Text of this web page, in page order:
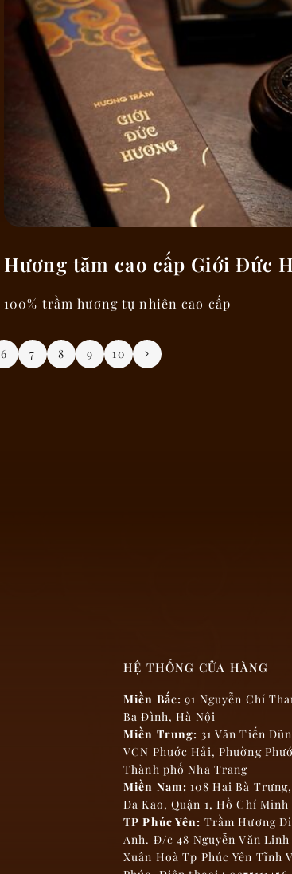
Hương tăm cao cấp Giới Đức
100% trầm hương tự nhiên cao cấp
6 7 8 9 10
HỆ THỐNG CỬA HÀNG
Miền Bắc: 91 Nguyễn Chí
Ba Đình, Hà Nội
Miền Trung: 31 Văn Tiến
VCN Phước Hải, Phường
Thành phố Nha Trang
Miền Nam: 108 Hai Bà
Đa Kao, Quận 1, Hồ Chí Minh
TP Phúc Yên: Trầm Hương
Anh. Đ/c 48 Nguyễn Văn
Xuân Hoà Tp Phúc Yên Tĩnh